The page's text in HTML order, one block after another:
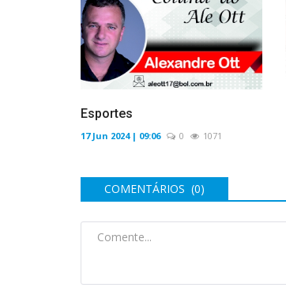
Esportes
17 Jun 2024 | 09:06 0 1071
COMENTÁRIOS (0)